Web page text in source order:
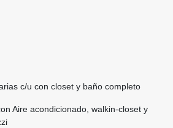
c/u con closet y baño completo
Aire acondicionado, walkin-closet y